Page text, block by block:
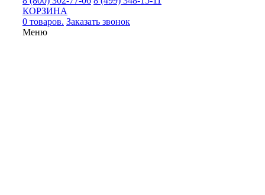
КОРЗИНА
0 товаров. Заказать звонок
Меню